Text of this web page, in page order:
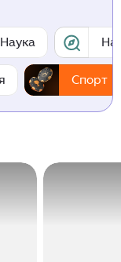
Наука
Спорт